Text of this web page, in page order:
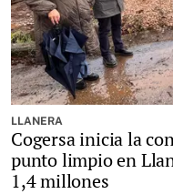
LLANERA
Cogersa inicia la
punto limpio en
1,4 millones